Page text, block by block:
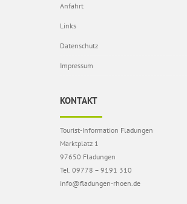
Anfahrt
Links
Datenschutz
Impressum
KONTAKT
Tourist-Information Fladungen
Marktplatz 1
97650 Fladungen
Tel. 09778 – 9191 310
info@fladungen-rhoen.de